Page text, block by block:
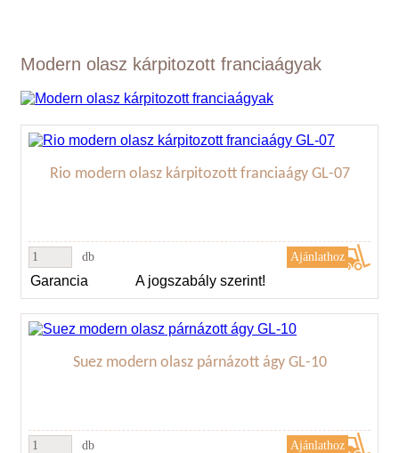
Modern olasz kárpitozott franciaágyak
Rio modern olasz kárpitozott franciaágy GL-07
db
Garancia A jogszabály szerint!
Suez modern olasz párnázott ágy GL-10
db